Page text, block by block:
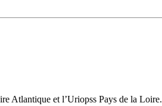
Atlantique et l’Uriopss Pays de la Loire.